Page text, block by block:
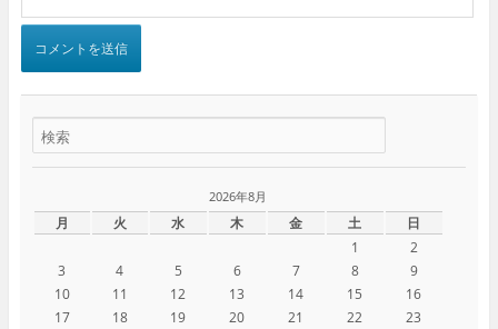
2026年8月
月 火 水 木 金 土 日
1
2
3
4 5 6 7 8
9
10
11 12 13 14 15
16
17
18 19 20 21 22
23